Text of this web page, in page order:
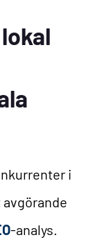
i
-analys.